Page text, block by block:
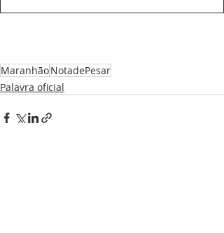
MaranhãoNotadePesar
Palavra oficial